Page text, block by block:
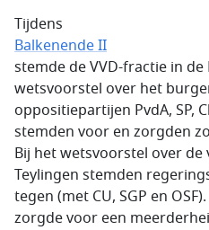
Tijdens
Balkenende II
stemde de VVD-fractie in
wetsvoorstel over het
oppositiepartijen PvdA, SP,
stemden voor en zorgden
Bij het wetsvoorstel over
Teylingen stemden
tegen (met CU, SGP en
zorgde voor een